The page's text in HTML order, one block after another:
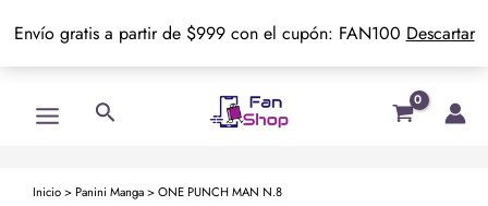
Envío gratis a partir de $999 con el cupón: FAN100 Descartar
Menu
Buscar
Inicio> Panini Manga>ONE PUNCH MAN N.8